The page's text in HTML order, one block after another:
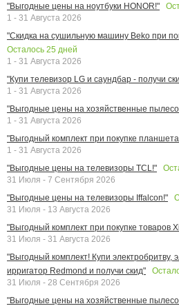
"Выгодные цены на ноутбуки HONOR!"
1 - 31 Августа 2026
"Скидка на сушильную машину Beko при
Осталось 25 дней
1 - 31 Августа 2026
"Купи телевизор LG и саундбар - получи
1 - 31 Августа 2026
"Выгодные цены на хозяйственные
1 - 31 Августа 2026
"Выгодный комплект при покупке
1 - 31 Августа 2026
"Выгодные цены на телевизоры TCL!"
31 Июля - 7 Сентября 2026
"Выгодные цены на телевизоры Iffalcon!"
31 Июля - 13 Августа 2026
"Выгодный комплект при покупке товаров
31 Июля - 31 Августа 2026
"Выгодный комплект! Купи электробритву,
ирригатор Redmond и получи скид"
31 Июля - 28 Сентября 2026
"Выгодные цены на хозяйственные